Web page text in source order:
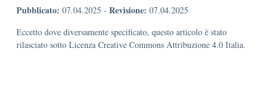
Pubblicato: 07.04.2025 - Revisione: 07.04.2025
Eccetto dove diversamente specificato, questo articolo è stato
rilasciato sotto Licenza Creative Commons Attribuzione 4.0 Italia.